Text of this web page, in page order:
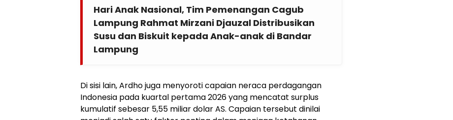
Hari Anak Nasional, Tim Pemenangan Cagub
Lampung Rahmat Mirzani Djauzal Distribusikan
Susu dan Biskuit kepada Anak-anak di Bandar
Lampung
Di sisi lain, Ardho juga menyoroti capaian neraca perdagangan
Indonesia pada kuartal pertama 2026 yang mencatat surplus
kumulatif sebesar 5,55 miliar dolar AS. Capaian tersebut dinilai